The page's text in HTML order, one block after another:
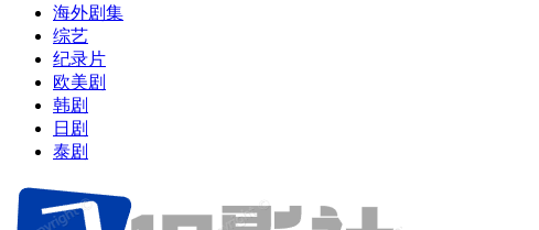
海外剧集
综艺
纪录片
欧美剧
韩剧
日剧
泰剧